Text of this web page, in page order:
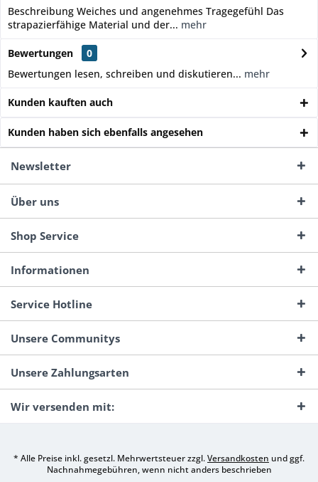
Beschreibung Weiches und angenehmes Tragegefühl Das
strapazierfähige Material und der... mehr
Bewertungen
0
Bewertungen lesen, schreiben und diskutieren... mehr
Kunden kauften auch
Kunden haben sich ebenfalls angesehen
Newsletter
Über uns
Shop Service
Informationen
Service Hotline
Unsere Communitys
Unsere Zahlungsarten
Wir versenden mit:
* Alle Preise inkl. gesetzl. Mehrwertsteuer zzgl.Versandkosten und ggf.
Nachnahmegebühren, wenn nicht anders beschrieben